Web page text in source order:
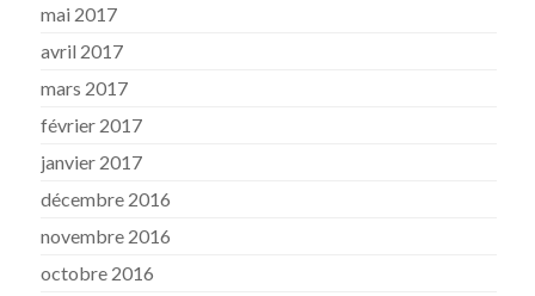
mai 2017
avril 2017
mars 2017
février 2017
janvier 2017
décembre 2016
novembre 2016
octobre 2016